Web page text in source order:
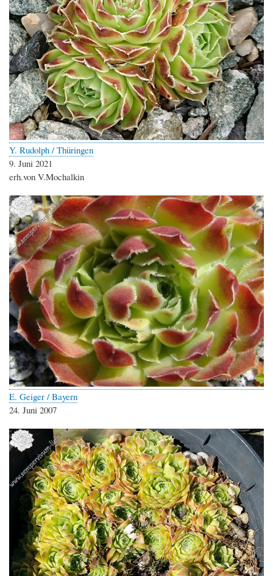
Y. Rudolph / Thüringen
9. Juni 2021
erh.von V.Mochalkin
E. Geiger / Bayern
24. Juni 2007